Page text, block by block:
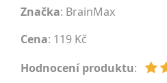
Značka: BrainMax
Cena: 119 Kč
Hodnocení produktu: